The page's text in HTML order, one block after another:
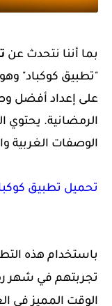
بما أننا نتحدث عن
"تطبيق كوكباد"
على إعداد أفضل
الرمضانية. يحتوي
الوصفات الغربية
تحميل تطبيق
باستخدام هذه
تجربتهم في شهر
الوقت المميز في